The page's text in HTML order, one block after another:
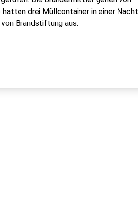
drei Müllcontainer in einer Nacht
Brandstiftung aus.